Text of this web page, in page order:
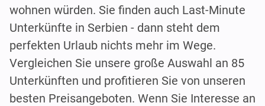
wohnen würden. Sie finden auch Last-Minute
Unterkünfte in Serbien - dann steht dem
perfekten Urlaub nichts mehr im Wege.
Vergleichen Sie unsere große Auswahl an 85
Unterkünften und profitieren Sie von unseren
besten Preisangeboten. Wenn Sie Interesse an